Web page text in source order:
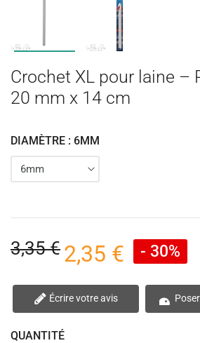
Crochet XL pour laine –
20 mm x 14 cm
DIAMÈTRE : 6MM
3,35 € 2,35 € - 30%
Écrire votre avis
QUANTITÉ